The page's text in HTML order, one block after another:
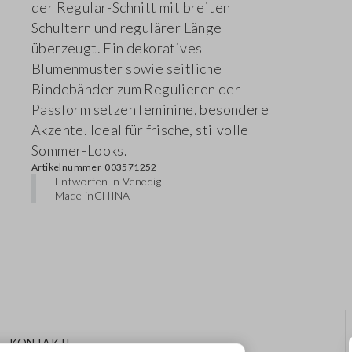
der Regular-Schnitt mit breiten
Schultern und regulärer Länge
überzeugt. Ein dekoratives
Blumenmuster sowie seitliche
Bindebänder zum Regulieren der
Passform setzen feminine, besondere
Akzente. Ideal für frische, stilvolle
Sommer-Looks.
Artikelnummer 003571252
Entworfen in Venedig
Made inCHINA
KONTAKTE